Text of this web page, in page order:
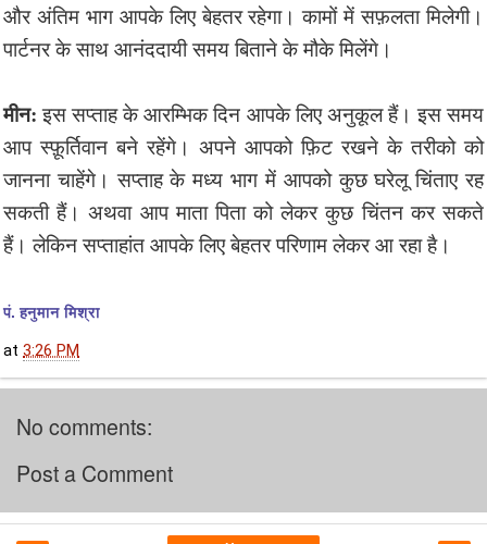
और अंतिम भाग आपके लिए बेहतर रहेगा। कामों में सफ़लता मिलेगी।
पार्टनर के साथ आनंददायी समय बिताने के मौके मिलेंगे।
मीन: इस सप्ताह के आरम्भिक दिन आपके लिए अनुकूल हैं। इस समय
आप स्फ़ूर्तिवान बने रहेंगे। अपने आपको फ़िट रखने के तरीको को
जानना चाहेंगे। सप्ताह के मध्य भाग में आपको कुछ घरेलू चिंताए रह
सकती हैं। अथवा आप माता पिता को लेकर कुछ चिंतन कर सकते
हैं। लेकिन सप्ताहांत आपके लिए बेहतर परिणाम लेकर आ रहा है।
पं. हनुमान मिश्रा
at 3:26 PM
No comments:
Post a Comment